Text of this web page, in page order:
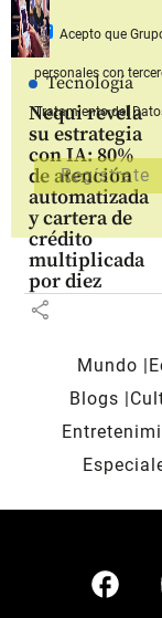
Tecnología
Nequi revela
su estrategia
con IA: 80%
de atención
automatizada
y cartera de
crédito
multiplicada
por diez
share
Acepto que
personales con
Tratamiento del
Mundo
Blogs